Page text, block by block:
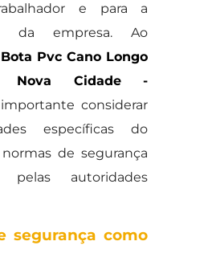
e para a
da empresa. Ao
Bota Pvc Cano Longo
Nova Cidade -
considerar
específicas do
de segurança
pelas autoridades
segurança como